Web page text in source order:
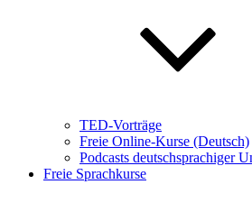
TED-Vorträge
Freie Online-Kurse (Deutsch)
Podcasts deutschsprachiger
Freie Sprachkurse